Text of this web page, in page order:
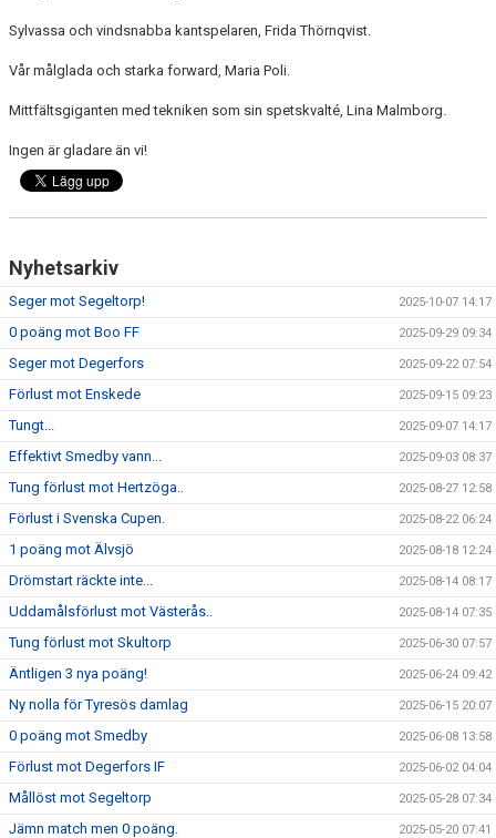
Sylvassa och vindsnabba kantspelaren, Frida Thörnqvist.
Vår målglada och starka forward, Maria Poli.
Mittfältsgiganten med tekniken som sin spetskvalté, Lina Malmborg.
Ingen är gladare än vi!
Nyhetsarkiv
Seger mot Segeltorp! 2025-10-07 14:17
0 poäng mot Boo FF 2025-09-29 09:34
Seger mot Degerfors 2025-09-22 07:54
Förlust mot Enskede 2025-09-15 09:23
Tungt... 2025-09-07 14:17
Effektivt Smedby vann... 2025-09-03 08:37
Tung förlust mot Hertzöga.. 2025-08-27 12:58
Förlust i Svenska Cupen. 2025-08-22 06:24
1 poäng mot Älvsjö 2025-08-18 12:24
Drömstart räckte inte... 2025-08-14 08:17
Uddamålsförlust mot Västerås.. 2025-08-14 07:35
Tung förlust mot Skultorp 2025-06-30 07:57
Äntligen 3 nya poäng! 2025-06-24 09:42
Ny nolla för Tyresös damlag 2025-06-15 20:07
0 poäng mot Smedby 2025-06-08 13:58
Förlust mot Degerfors IF 2025-06-02 04:04
Mållöst mot Segeltorp 2025-05-28 07:34
Jämn match men 0 poäng. 2025-05-20 07:41